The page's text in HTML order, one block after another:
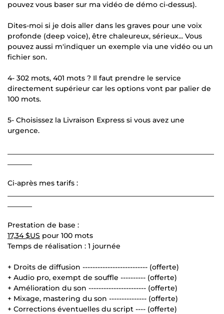
pouvez vous baser sur ma vidéo de démo ci-dessus).
Dites-moi si je dois aller dans les graves pour une voix
profonde (deep voice), être chaleureux, sérieux... Vous
pouvez aussi m'indiquer un exemple via une vidéo ou un
fichier son.
4- 302 mots, 401 mots ? Il faut prendre le service
directement supérieur car les options vont par palier de
100 mots.
5- Choisissez la Livraison Express si vous avez une
urgence.
Ci-après mes tarifs :
Prestation de base :
17,34 $US pour 100 mots
Temps de réalisation : 1 journée
+ Droits de diffusion -------------------------- (offerte)
+ Audio pro, exempt de souffle ---------- (offerte)
+ Amélioration du son ----------------------- (offerte)
+ Mixage, mastering du son --------------- (offerte)
+ Corrections éventuelles du script ---- (offerte)